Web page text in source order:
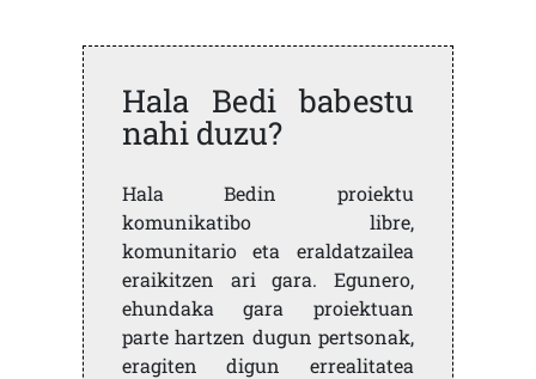
Hala Bedi babestu
nahi duzu?
Hala Bedin proiektu
komunikatibo libre,
komunitario eta eraldatzailea
eraikitzen ari gara. Egunero,
ehundaka gara proiektuan
parte hartzen dugun pertsonak,
eragiten digun errealitatea